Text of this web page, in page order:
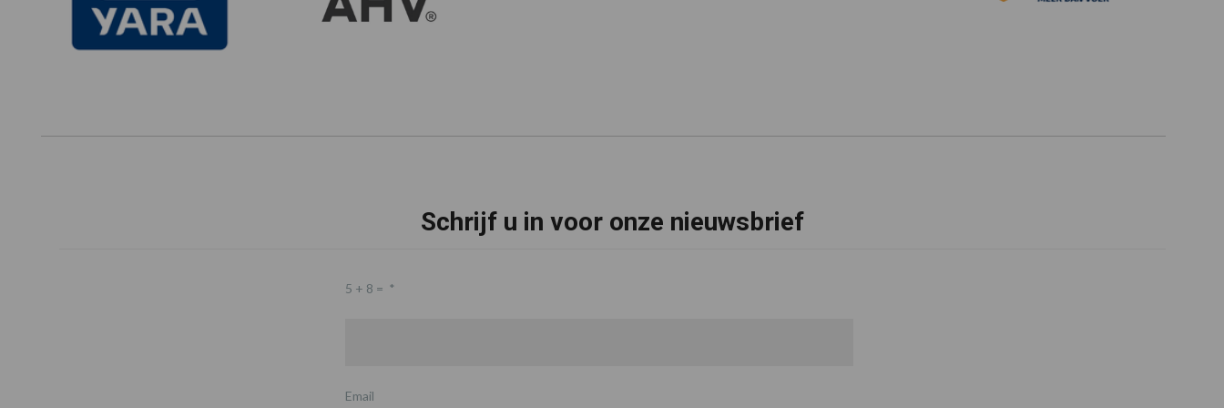
Schrijf u in voor onze nieuwsbrief
5 + 8 = *
Email